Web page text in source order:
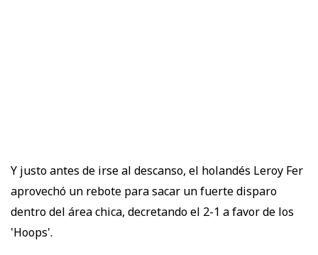
Y justo antes de irse al descanso, el holandés Leroy Fer
aprovechó un rebote para sacar un fuerte disparo
dentro del área chica, decretando el 2-1 a favor de los
'Hoops'.